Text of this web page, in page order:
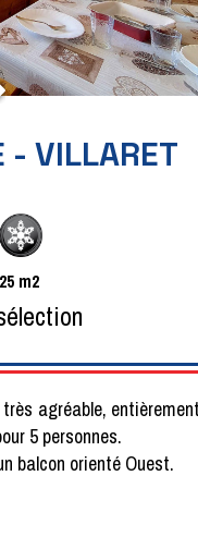
- VILLARET
25 m2
agréable,
5 personnes.
balcon orienté Ouest.